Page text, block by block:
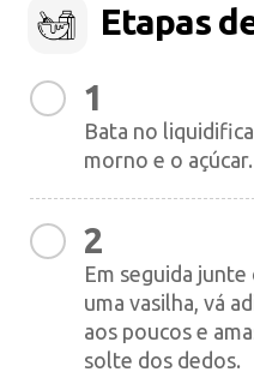
Etapas
1
Bata no
morno e o açúcar.
2
Em seguida
uma vasilha, vá
aos poucos e
solte dos dedos.